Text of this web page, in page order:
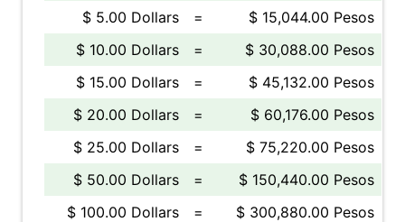
$ 5.00 Dollars
=
$ 15,044.00 Pesos
$ 10.00 Dollars
=
$ 30,088.00 Pesos
$ 15.00 Dollars
=
$ 45,132.00 Pesos
$ 20.00 Dollars
=
$ 60,176.00 Pesos
$ 25.00 Dollars
=
$ 75,220.00 Pesos
$ 50.00 Dollars
=
$ 150,440.00 Pesos
$ 100.00 Dollars
=
$ 300,880.00 Pesos